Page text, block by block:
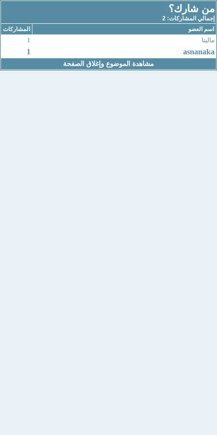
من شارك؟
إجمالي المشاركات: 2
اسم العضو
المشاركات
ماليتا 1
asnanaka
1
مشاهدة الموضوع وإغلاق الصفحة